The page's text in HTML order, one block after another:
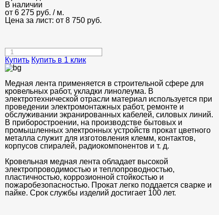
В наличии
от 6 275 руб. / м.
Цена за лист: от 8 750 руб.
Купить Купить в 1 клик
Медная лента применяется в строительной сфере для
кровельных работ, укладки линолеума. В
электротехнической отрасли материал используется при
проведении электромонтажных работ, ремонте и
обслуживании экранированных кабелей, силовых линий.
В приборостроении, на производстве бытовых и
промышленных электронных устройств прокат цветного
металла служит для изготовления клемм, контактов,
корпусов спиралей, радиокомпонентов и т. д.
Кровельная медная лента обладает высокой
электропроводимостью и теплопроводностью,
пластичностью, коррозионной стойкостью и
пожаробезопасностью. Прокат легко поддается сварке и
пайке. Срок службы изделий достигает 100 лет.